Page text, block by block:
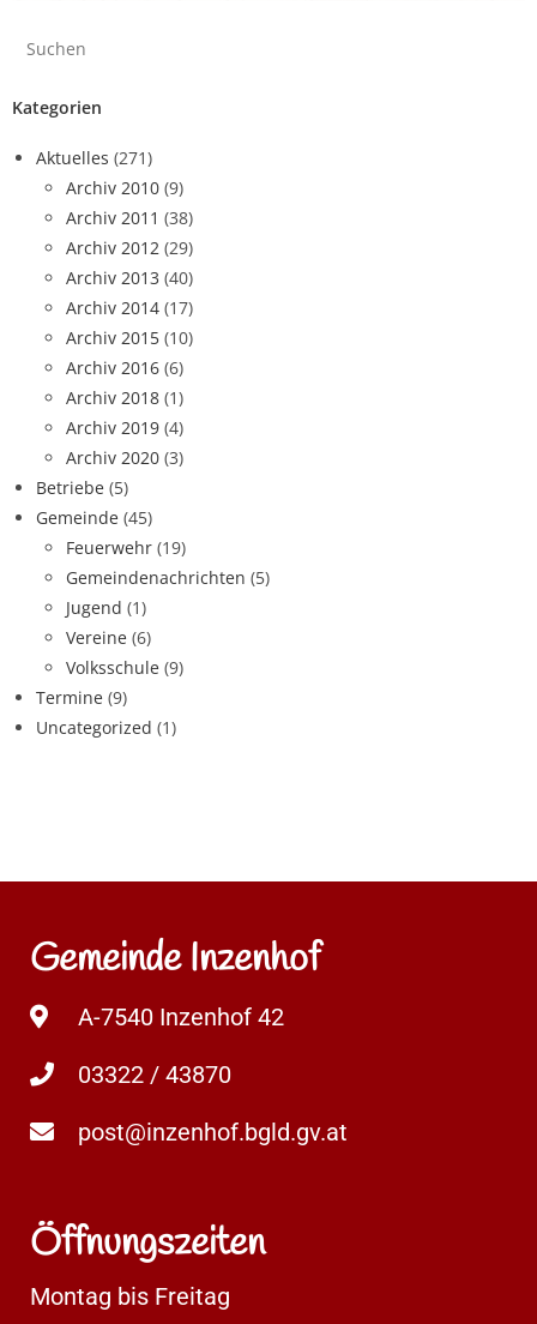
Kategorien
Aktuelles (271)
Archiv 2010 (9)
Archiv 2011 (38)
Archiv 2012 (29)
Archiv 2013 (40)
Archiv 2014 (17)
Archiv 2015 (10)
Archiv 2016 (6)
Archiv 2018 (1)
Archiv 2019 (4)
Archiv 2020 (3)
Betriebe (5)
Gemeinde (45)
Feuerwehr (19)
Gemeindenachrichten (5)
Jugend (1)
Vereine (6)
Volksschule (9)
Termine (9)
Uncategorized (1)
Gemeinde Inzenhof
A-7540 Inzenhof 42
03322 / 43870
post@inzenhof.bgld.gv.at
Öffnungszeiten
Montag bis Freitag